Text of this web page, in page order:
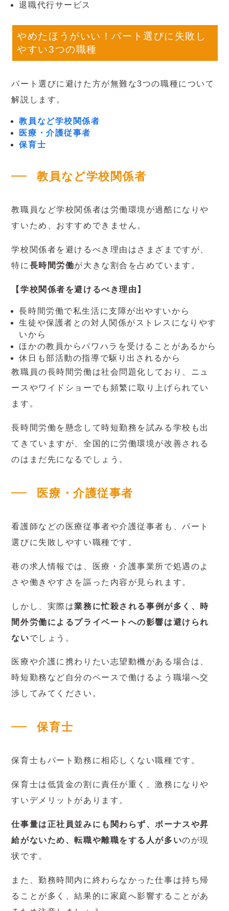
退職代行サービス
やめたほうがいい！パート選びに失敗し
やすい3つの職種
パート選びに避けた方が無難な3つの職種について
解説します。
教員など学校関係者
医療・介護従事者
保育士
教員など学校関係者
教職員など学校関係者は労働環境が過酷になりや
すいため、おすすめできません。
学校関係者を避けるべき理由はさまざまですが、
特に 長時間労働が大きな割合を占めています。
【学校関係者を避けるべき理由】
長時間労働で私生活に支障が出やすいから
生徒や保護者との対人関係がストレスになりやす
いから
ほかの教員からパワハラを受けることがあるから
休日も部活動の指導で駆り出されるから
教職員の長時間労働は社会問題化しており、ニュ
ースやワイドショーでも頻繁に取り上げられてい
ます。
長時間労働を懸念して時短勤務を試みる学校も出
てきていますが、全国的に労働環境が改善される
のはまだ先になるでしょう。
医療・介護従事者
看護師などの医療従事者や介護従事者も、パート
選びに失敗しやすい職種です。
巷の求人情報では、医療・介護事業所で処遇のよ
さや働きやすさを謳った内容が見られます。
しかし、実際は業務に忙殺される事例が多く、時
間外労働によるプライベートへの影響は避けられ
ないでしょう。
医療や介護に携わりたい志望動機がある場合は、
時短勤務など自分のペースで働けるよう職場へ交
渉してみてください。
保育士
保育士もパート勤務に相応しくない職種です。
保育士は低賃金の割に責任が重く、激務になりや
すいデメリットがあります。
仕事量は正社員並みにも関わらず、ボーナスや昇
給がないため、転職や離職をする人が多いのが現
状です。
また、勤務時間内に終わらなかった仕事は持ち帰
ることが多く、結果的に家庭へ影響することがあ